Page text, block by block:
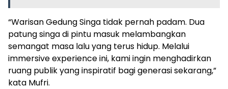
“Warisan Gedung Singa tidak pernah padam. Dua
patung singa di pintu masuk melambangkan
semangat masa lalu yang terus hidup. Melalui
immersive experience ini, kami ingin menghadirkan
ruang publik yang inspiratif bagi generasi sekarang,”
kata Mufri.